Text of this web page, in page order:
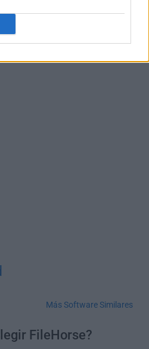
Más Software Similares
FileHorse?